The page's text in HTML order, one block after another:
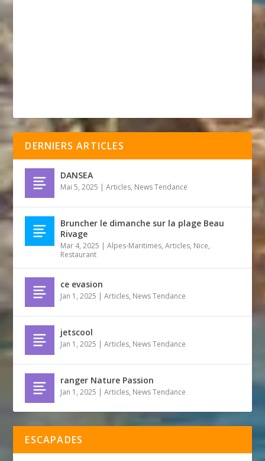
DERNIERS ARTICLES
DANSEA
Mai 5, 2025 |Articles, News Tendance
Bruncher le dimanche sur la plage Beau
Rivage
Mar 4, 2025 |Alpes-Maritimes,Articles, Nice,
Restaurant
ce evasion
Jan 1, 2025 |Articles, News Tendance
jetscool
Jan 1, 2025 |Articles, News Tendance
ranger Nature Passion
Jan 1, 2025 |Articles, News Tendance
ESCAPADES